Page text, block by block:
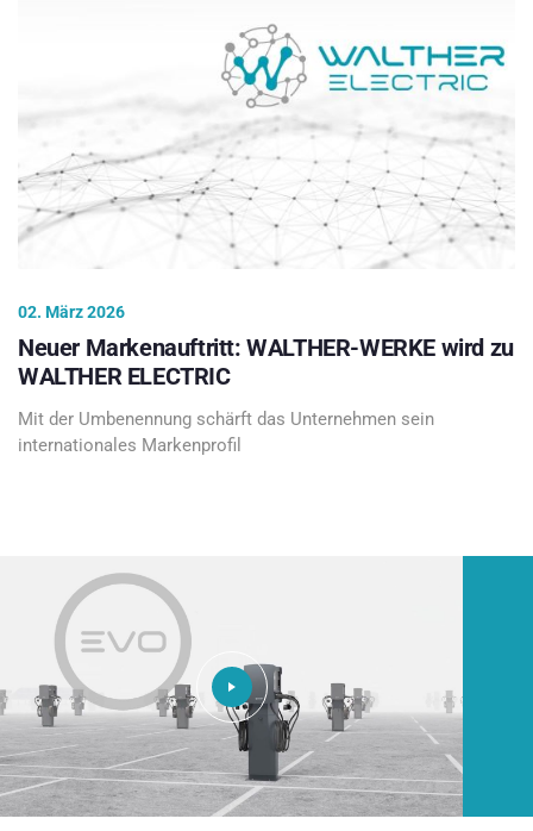
02. März 2026
Neuer Markenauftritt: WALTHER-WERKE wird zu
WALTHER ELECTRIC
Mit der Umbenennung schärft das Unternehmen sein
internationales Markenprofil